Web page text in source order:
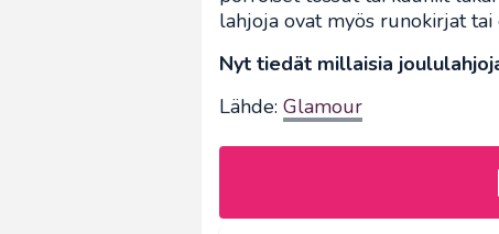
lahjoja ovat myös runokirjat
Nyt tiedät millaisia
Lähde: Glamour